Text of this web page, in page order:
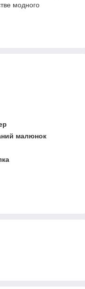
модного
малюнок